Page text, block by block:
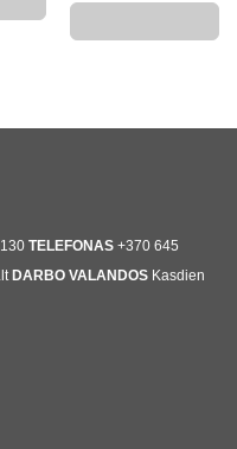
TELEFONAS +370 645
DARBO VALANDOS Kasdien